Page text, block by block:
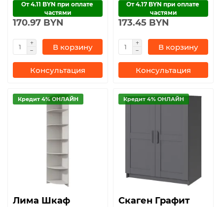
От 4.11 BYN при оплате
частями
170.97 BYN
В корзину
Консультация
От 4.17 BYN при оплате
частями
173.45 BYN
В корзину
Консультация
Кредит 4% ОНЛАЙН
Лима Шкаф
Кредит 4% ОНЛАЙН
Скаген Графит